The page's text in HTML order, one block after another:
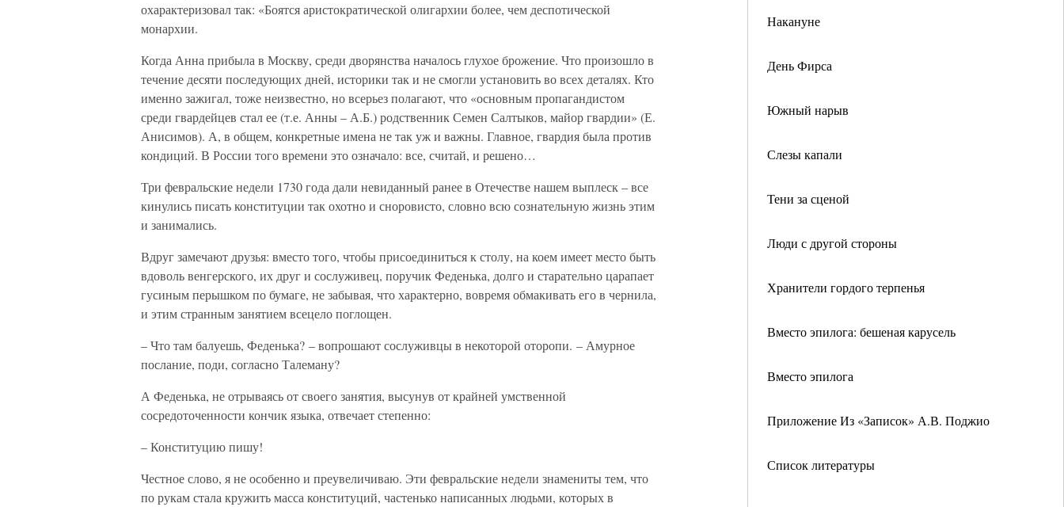
Накануне
День Фирса
Южный нарыв
Слезы капали
Тени за сценой
Люди с другой стороны
Хранители гордого терпенья
Вместо эпилога: бешеная карусель
Вместо эпилога
Приложение Из «Записок» А.В. Поджио
Список литературы
охарактеризовал так: «Боятся аристократической олигархии более, чем деспотической
монархии.
Когда Анна прибыла в Москву, среди дворянства началось глухое брожение. Что произошло в
течение десяти последующих дней, историки так и не смогли установить во всех деталях. Кто
именно зажигал, тоже неизвестно, но всерьез полагают, что «основным пропагандистом
среди гвардейцев стал ее (т.е. Анны – А.Б.) родственник Семен Салтыков, майор гвардии» (Е.
Анисимов). А, в общем, конкретные имена не так уж и важны. Главное, гвардия была против
кондиций. В России того времени это означало: все, считай, и решено…
Три февральские недели 1730 года дали невиданный ранее в Отечестве нашем выплеск – все
кинулись писать конституции так охотно и сноровисто, словно всю сознательную жизнь этим
и занимались.
Вдруг замечают друзья: вместо того, чтобы присоединиться к столу, на коем имеет место быть
вдоволь венгерского, их друг и сослуживец, поручик Феденька, долго и старательно царапает
гусиным перышком по бумаге, не забывая, что характерно, вовремя обмакивать его в чернила,
и этим странным занятием всецело поглощен.
– Что там балуешь, Феденька? – вопрошают сослуживцы в некоторой оторопи. – Амурное
послание, поди, согласно Талеману?
А Феденька, не отрываясь от своего занятия, высунув от крайней умственной
сосредоточенности кончик языка, отвечает степенно:
– Конституцию пишу!
Честное слово, я не особенно и преувеличиваю. Эти февральские недели знамениты тем, что
по рукам стала кружить масса конституций, частенько написанных людьми, которых в